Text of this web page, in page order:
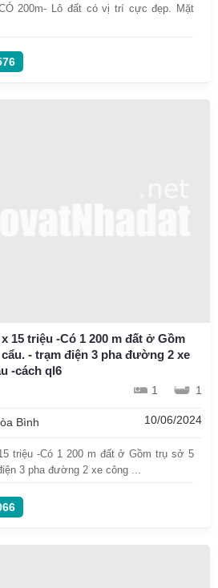
200m- Lô đất có vị trí cực đẹp. Mặt
15 triệu -Có 1 200 m đất ở Gồm
- trạm điện 3 pha đường 2 xe
-cách ql6
1 1
Bình 10/06/2024
triệu -Có 1 200 m đất ở Gồm trụ sở 5
3 pha đường 2 xe công ...